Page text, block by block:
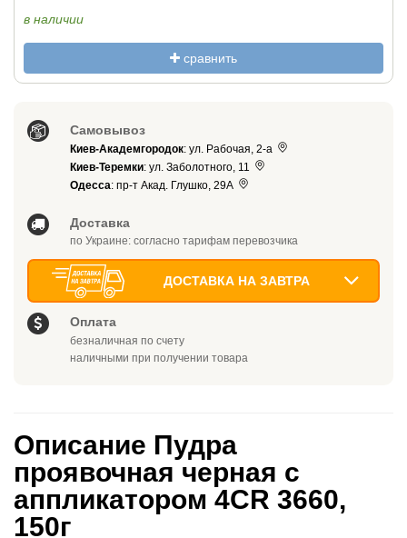
в наличии
сравнить
Самовывоз
Киев-Академгородок: ул. Рабочая, 2-а
Киев-Теремки: ул. Заболотного, 11
Одесса: пр-т Акад. Глушко, 29А
Доставка
по Украине: согласно тарифам перевозчика
ДОСТАВКА НА ЗАВТРА
Оплата
безналичная по счету
наличными при получении товара
Описание Пудра
проявочная черная с
аппликатором 4CR 3660,
150г